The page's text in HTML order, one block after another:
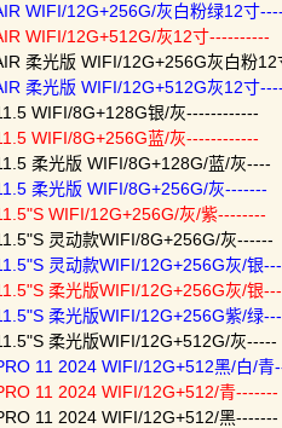
WIFI/12G+256G/灰白粉绿12
WIFI/12G+512G/灰12寸
柔光版 WIFI/12G+256G灰白粉
柔光版 WIFI/12G+512G灰12
WIFI/8G+128G银/灰------------
WIFI/8G+256G蓝/灰------------
柔光版 WIFI/8G+128G/蓝/灰
柔光版 WIFI/8G+256G/灰
WIFI/12G+256G/灰/紫
灵动款WIFI/8G+256G/灰
灵动款WIFI/12G+256G灰/
柔光版WIFI/12G+256G灰/
柔光版WIFI/12G+256G紫/
柔光版WIFI/12G+512G/灰
11 2024 WIFI/12G+512黑/白/
11 2024 WIFI/12G+512/青
11 2024 WIFI/12G+512/黑